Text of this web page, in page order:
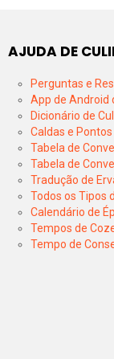
AJUDA DE
Perguntas e
App de Android
Dicionário de
Caldas e
Tabela de
Tabela de
Tradução de
Todos os Tipos
Calendário de
Tempos de
Tempo de